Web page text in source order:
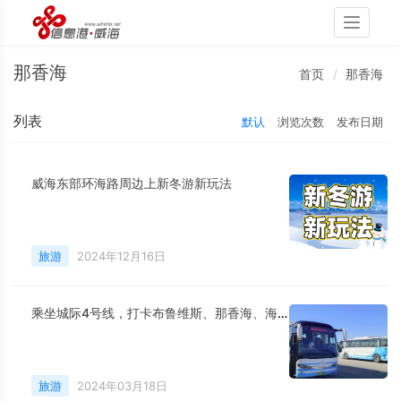
Toggle
那香海 首页 那香海
列表 默认 浏览次数 发布日期
威海东部环海路周边上新冬游新玩法
旅游 2024年12月16日
乘坐城际4号线，打卡布鲁维斯、那香海、海草部落，连线猫头山、火炬八街。
旅游 2024年03月18日